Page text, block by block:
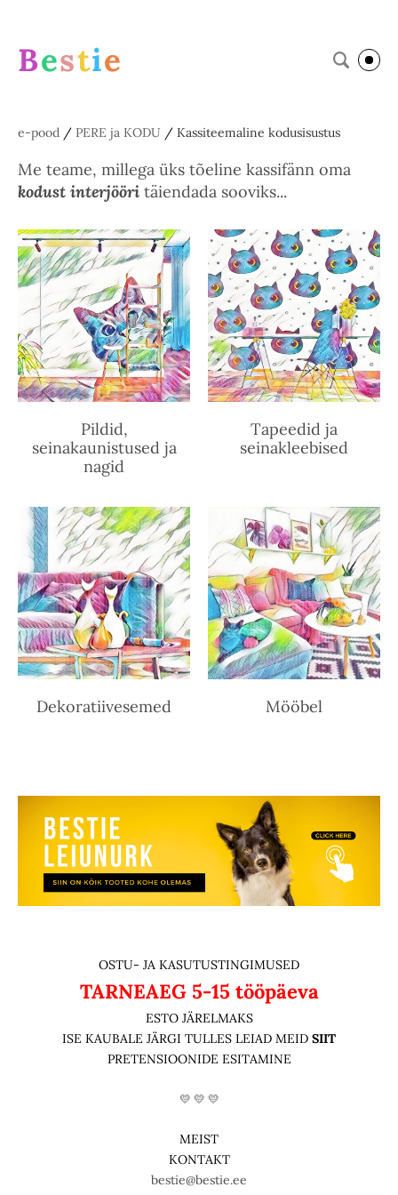
Bestie
e-pood / PERE ja KODU / Kassiteemaline kodusisustus
Me teame, millega üks tõeline kassifänn oma
kodust interjööri täiendada sooviks...
Pildid,
seinakaunistused ja
nagid
Tapeedid ja
seinakleebised
Dekoratiivesemed Mööbel
OSTU- JA KASUTUSTINGIMUSED
TARNEAEG 5-15 tööpäeva
ESTO JÄRELMAKS
ISE KAUBALE JÄRGI TULLES LEIAD MEID SIIT
PRETENSIOONIDE ESITAMINE
💛 💛 💛
MEIST
KONTAKT
bestie@bestie.ee